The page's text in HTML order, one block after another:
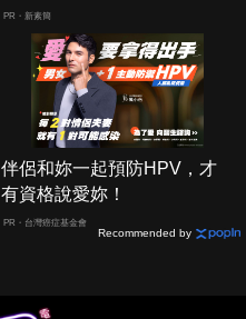
小！
PR・新素簡
伴侶和妳一起預防HPV，才
有資格說愛妳！
PR・台灣癌症基金會
Recommended by